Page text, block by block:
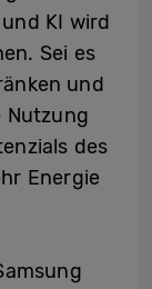
KI wird
Sei es
und
Nutzung
des
Energie